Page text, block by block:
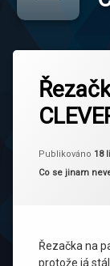
Publikováno 18
Kategorie:
Co se jinam
Řezačka na
protože já
řezačka
řezačky